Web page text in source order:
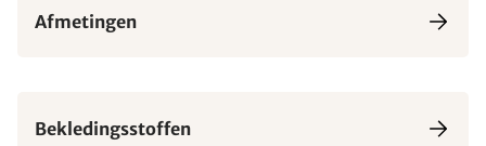
Afmetingen
Bekledingsstoffen